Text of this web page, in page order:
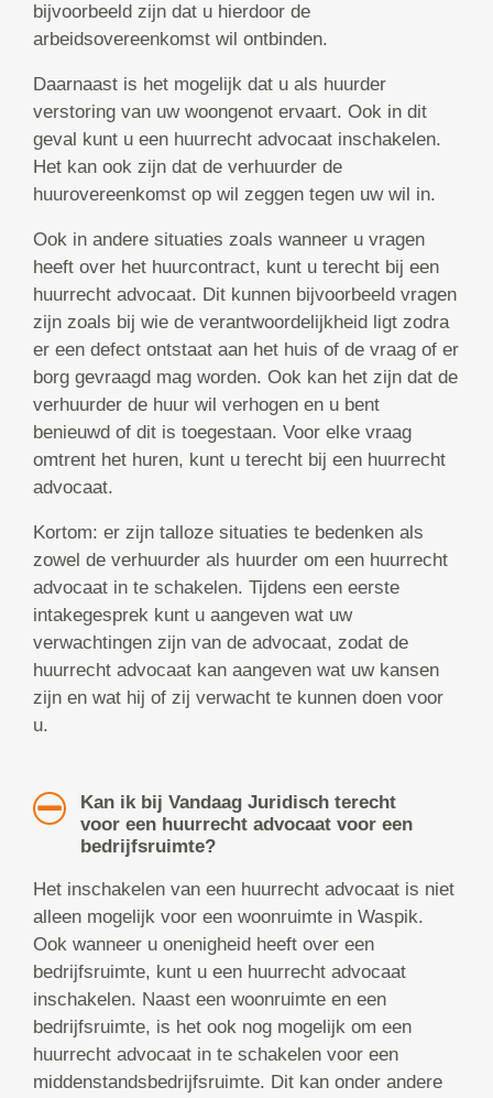
bijvoorbeeld zijn dat u hierdoor de
arbeidsovereenkomst wil ontbinden.
Daarnaast is het mogelijk dat u als huurder
verstoring van uw woongenot ervaart. Ook in dit
geval kunt u een huurrecht advocaat inschakelen.
Het kan ook zijn dat de verhuurder de
huurovereenkomst op wil zeggen tegen uw wil in.
Ook in andere situaties zoals wanneer u vragen
heeft over het huurcontract, kunt u terecht bij een
huurrecht advocaat. Dit kunnen bijvoorbeeld vragen
zijn zoals bij wie de verantwoordelijkheid ligt zodra
er een defect ontstaat aan het huis of de vraag of er
borg gevraagd mag worden. Ook kan het zijn dat de
verhuurder de huur wil verhogen en u bent
benieuwd of dit is toegestaan. Voor elke vraag
omtrent het huren, kunt u terecht bij een huurrecht
advocaat.
Kortom: er zijn talloze situaties te bedenken als
zowel de verhuurder als huurder om een huurrecht
advocaat in te schakelen. Tijdens een eerste
intakegesprek kunt u aangeven wat uw
verwachtingen zijn van de advocaat, zodat de
huurrecht advocaat kan aangeven wat uw kansen
zijn en wat hij of zij verwacht te kunnen doen voor
u.
Kan ik bij Vandaag Juridisch terecht
voor een huurrecht advocaat voor een
bedrijfsruimte?
Het inschakelen van een huurrecht advocaat is niet
alleen mogelijk voor een woonruimte in Waspik.
Ook wanneer u onenigheid heeft over een
bedrijfsruimte, kunt u een huurrecht advocaat
inschakelen. Naast een woonruimte en een
bedrijfsruimte, is het ook nog mogelijk om een
huurrecht advocaat in te schakelen voor een
middenstandsbedrijfsruimte. Dit kan onder andere